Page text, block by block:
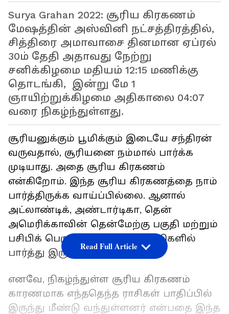
Surya Grahan 2022: சூரிய கிரகணம்
மேஷத்தின் அஸ்வினி நட்சத்திரத்தில்,
சித்திரை அமாவாசை தினமான ஏப்ரல்
30ம் தேதி அதாவது நேற்று
சனிக்கிழமை மதியம் 12:15 மணிக்கு
தொடங்கி, இன்று மே 1
ஞாயிற்றுக்கிழமை அதிகாலை 04:07
வரை நிகழ்ந்துள்ளது.
சூரியனுக்கும் பூமிக்கும் இடையே சந்திரன்
வருவதால், சூரியனை நம்மால் பார்க்க
முடியாது. அதை சூரிய கிரகணம்
என்கிறோம். இந்த சூரிய கிரகணத்தை நாம்
பார்த்திருக்க வாய்ப்பில்லை. ஆனால்
அட்லாண்டிக், அண்டார்டிகா, தென்
அமெரிக்காவின் தென்மேற்கு பகுதி மற்றும்
பசிபிக் பெருங்கடல் ஆகிய பகுதிகளில்
பார்த்து இருக்கின்றனர்.
எனவே, நிகழ்ந்துள்ள சூரிய கிரகணம்
காரணமாக எந்ததெந்த ராசிகள் பாதிப்பில்
இருந்து மீண்டு வந்துள்ளனர் என்பதை இந்த
Read Full Article